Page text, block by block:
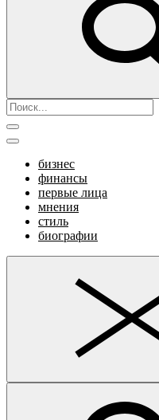
бизнес
финансы
первые лица
мнения
стиль
биографии